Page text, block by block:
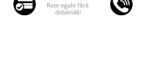
Rate egale fără
dobândă!